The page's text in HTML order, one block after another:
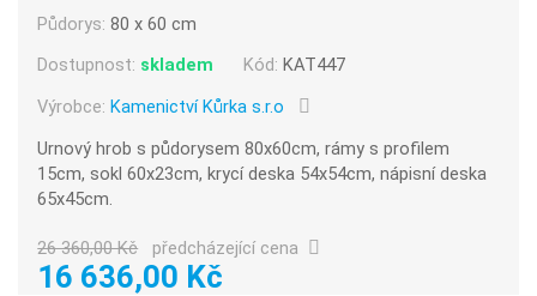
Půdorys:80 x 60 cm
Dostupnost: skladem Kód: KAT447
Výrobce:Kamenictví Kůrka s.r.o
Urnový hrob s půdorysem 80x60cm, rámy s profilem
15cm, sokl 60x23cm, krycí deska 54x54cm, nápisní deska
65x45cm.
26 360,00 Kč předcházející cena
16 636,00 Kč